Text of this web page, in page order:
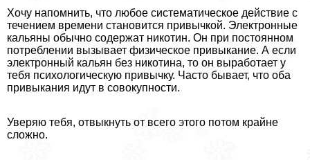
Хочу напомнить, что любое систематическое действие с
течением времени становится привычкой. Электронные
кальяны обычно содержат никотин. Он при постоянном
потрeблении вызывает физическое привыкание. А если
электронный кальян без никотина, то он выработает у
тебя психологическую привычку. Часто бывает, что оба
привыкания идут в совокупности.
Уверяю тебя, отвыкнуть от всего этого потом крайне
сложно.